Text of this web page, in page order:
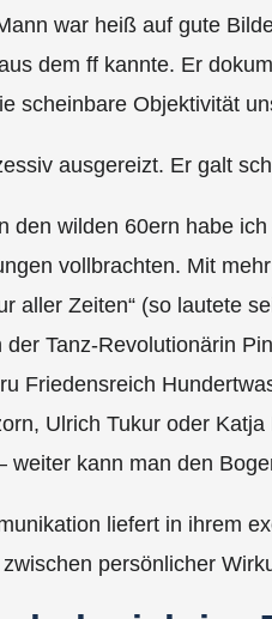
war heiß auf gute
dem ff kannte. Er
scheinbare Objektivität
ausgereizt. Er galt
den wilden 60ern habe
vollbrachten. Mit
aller Zeiten“ (so lautete
Tanz-Revolutionärin
Friedensreich
Ulrich Tukur oder
weiter kann man den
liefert in ihrem
persönlicher